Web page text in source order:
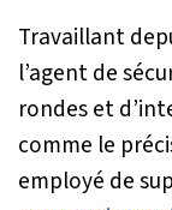
Travaillant
l’agent de
rondes et
comme le
employé de